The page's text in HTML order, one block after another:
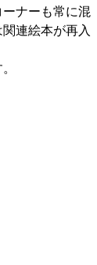
ナーも常に混
連絵本が再入